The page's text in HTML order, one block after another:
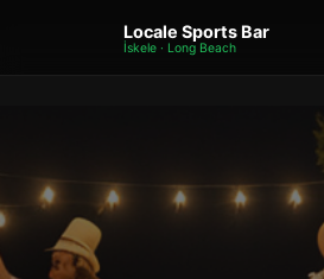
Locale Sports Bar
İskele · Long Beach